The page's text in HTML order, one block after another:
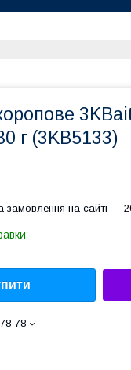
г (3KB5133)
замовлення на сайті —
78